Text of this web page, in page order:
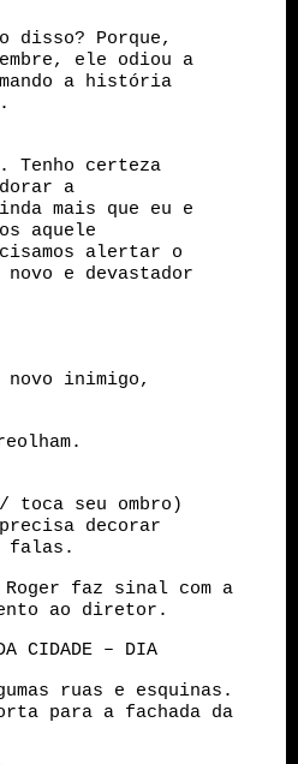
disso? Porque,
ele odiou a
a história
Tenho certeza
a
mais que eu e
aquele
alertar o
novo e devastador
novo inimigo,
toca seu ombro)
decorar
falas.
Roger faz sinal com a
ao diretor.
CIDADE – DIA
ruas e esquinas.
para a fachada da